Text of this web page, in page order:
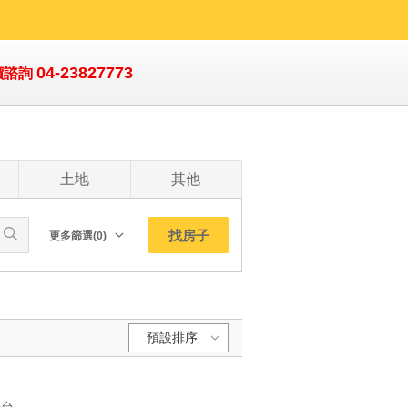
諮詢 04-23827773
土地 其他
更多篩選(0) 找房子
東
預設排序